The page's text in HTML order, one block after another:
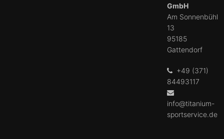
GmbH
Am Sonnenbühl
13
95185
Gattendorf
+49 (371)
84493117
info@titanium-
sportservice.de